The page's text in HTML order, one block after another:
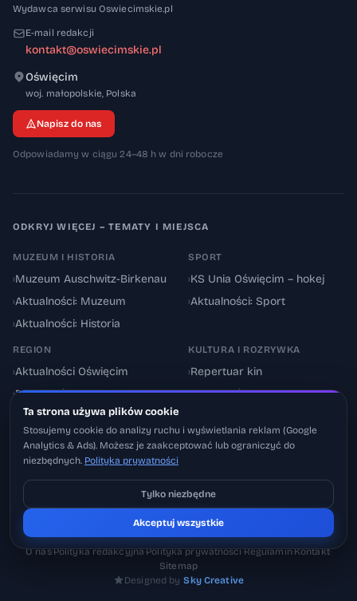
Wydawca serwisu Oswiecimskie.pl
E-mail redakcji
kontakt@oswiecimskie.pl
Oświęcim
woj. małopolskie, 32-600
Polska
Napisz do nas
Odpowiadamy w ciągu 24–48 h w dni robocze
ODKRYJ WIĘCEJ – TEMATY I MIEJSCA
MUZEUM I HISTORIA
›Muzeum Auschwitz-Birkenau
›Aktualności: Muzeum
›Aktualności: Historia
SPORT
›KS Unia Oświęcim – hokej
›Aktualności: Sport
REGION
›Aktualności Oświęcim
›Powiat oświęcimski
Utrudnienia drogowe
KULTURA I ROZRYWKA
›Repertuar kin
›Aktualności: Kultura
© 2026 Oswiecimskie.pl – Portal informacyjny Oświęcimia i powiatu
oświęcimskiego.
O nas·Polityka redakcyjna·Polityka prywatności·Regulamin·Kontakt·
Sitemap
Designed by Sky Creative
Ta strona używa plików cookie
Stosujemy cookie do analizy ruchu i wyświetlania reklam (Google
Analytics & Ads). Możesz je zaakceptować lub ograniczyć do
niezbędnych. Polityka prywatności
Tylko niezbędne
Akceptuj wszystkie
Pobierz na iOS